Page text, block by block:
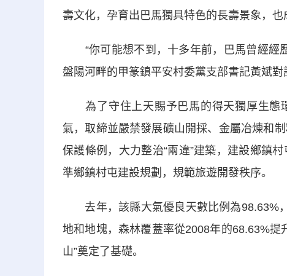
壽文化，孕育出巴馬獨具特色的長壽景象，也
“你可能想不到，十多年前，巴馬曾經經
盤陽河畔的甲篆鎮平安村委黨支部書記黃斌對
為了守住上天賜予巴馬的得天獨厚生態
氣，取締並嚴禁發展礦山開採、金屬冶煉和
保護條例，大力整治“兩違”建築，建設鄉鎮
準鄉鎮村屯建設規劃，規範旅遊開發秩序。
去年，該縣大氣優良天數比例為98.63%
地和地塊，森林覆蓋率從2008年的68.63%提
山”奠定了基礎。